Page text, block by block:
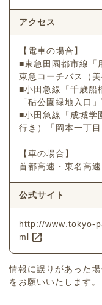
アクセス
【電車の場合】
■東急田園都市線
東急コーチバス（
■小田急線「千歳船
「砧公園緑地入口
■小田急線「成城学
行き）「岡本一丁
【車の場合】
首都高速・東名高
公式サイト
http://www.tokyo-
ml
情報に誤りがあった場
をお願いいたします。